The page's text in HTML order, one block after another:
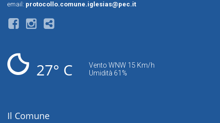
email: protocollo.comune.iglesias@pec.it
27° C
Vento WNW 15 Km/h
Umidità 61%
Il Comune